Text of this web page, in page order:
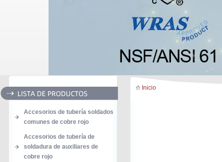
Accesorios de tubería soldados
comunes de cobre rojo
Accesorios de tubería de
soldadura de auxiliares de
cobre rojo
Inicio